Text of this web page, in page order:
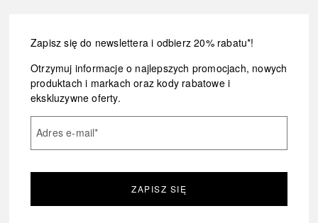
Zapisz się do newslettera i odbierz 20% rabatu*!
Otrzymuj informacje o najlepszych promocjach, nowych
produktach i markach oraz kody rabatowe i
ekskluzywne oferty.
Adres e-mail*
ZAPISZ SIĘ